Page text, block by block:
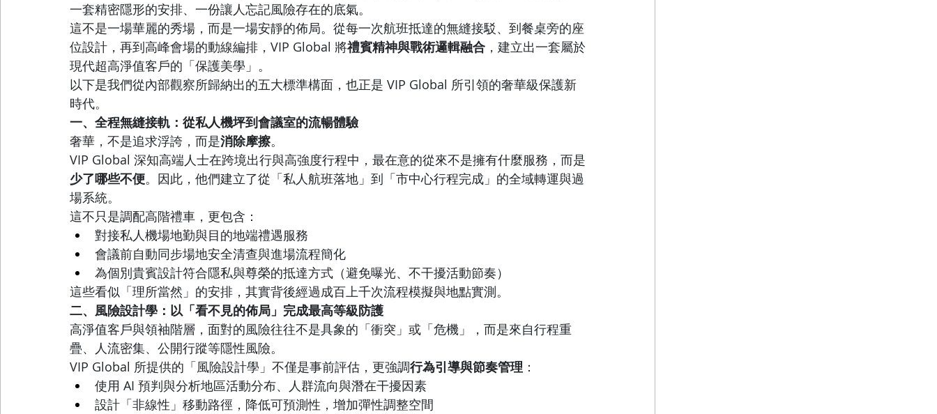
一套精密隱形的安排、一份讓人忘記風險存在的底氣。
這不是一場華麗的秀場，而是一場安靜的佈局。從每一次航班抵達的無縫接駁、到餐桌旁的座
位設計，再到高峰會場的動線編排，VIP Global 將禮賓精神與戰術邏輯融合 ，建立出一套屬於
現代超高淨值客戶的「保護美學」。
以下是我們從內部觀察所歸納出的五大標準構面，也正是 VIP Global 所引領的奢華級保護新
時代。
一、全程無縫接軌：從私人機坪到會議室的流暢體驗
奢華，不是追求浮誇，而是消除摩擦。
VIP Global 深知高端人士在跨境出行與高強度行程中，最在意的從來不是擁有什麼服務，而是
少了哪些不便。因此，他們建立了從「私人航班落地」到「市中心行程完成」的全域轉運與過
場系統。
這不只是調配高階禮車，更包含：
對接私人機場地勤與目的地端禮遇服務
會議前自動同步場地安全清查與進場流程簡化
為個別貴賓設計符合隱私與尊榮的抵達方式（避免曝光、不干擾活動節奏）
這些看似「理所當然」的安排，其實背後經過成百上千次流程模擬與地點實測。
二、風險設計學：以「看不見的佈局」完成最高等級防護
高淨值客戶與領袖階層，面對的風險往往不是具象的「衝突」或「危機」，而是來自行程重
疊、人流密集、公開行蹤等隱性風險。
VIP Global 所提供的「風險設計學」不僅是事前評估，更強調行為引導與節奏管理 ：
使用 AI 預判與分析地區活動分布、人群流向與潛在干擾因素
設計「非線性」移動路徑，降低可預測性，增加彈性調整空間